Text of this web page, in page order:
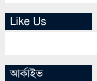
Like Us
আর্কাইভ